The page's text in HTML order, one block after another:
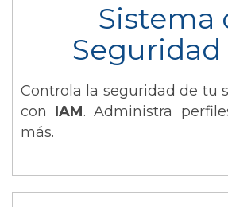
Sistema
Seguridad
Controla la seguridad de tu
con IAM. Administra
más.